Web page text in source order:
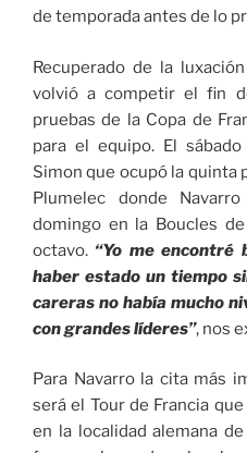
de temporada antes de lo
Recuperado de la
volvió a competir el fin
pruebas de la Copa de
para el equipo. El
Simon que ocupó la quinta
Plumelec donde
domingo en la Boucles
octavo. “Yo me encontré
haber estado un tiempo
careras no había mucho
con grandes líderes”, nos
Para Navarro la cita más
será el Tour de Francia
en la localidad alemana